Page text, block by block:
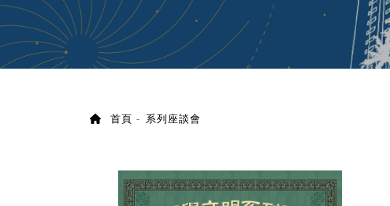
首頁 系列座談會